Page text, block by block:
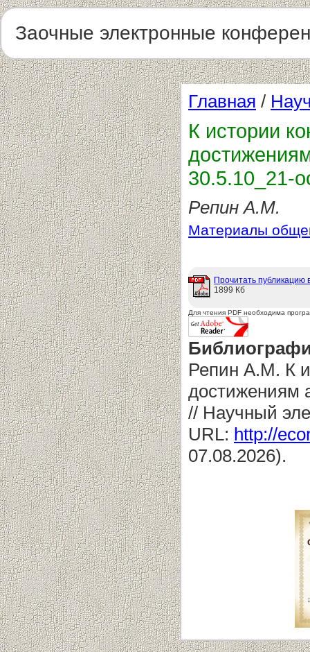
Заочные электронные
Главная /
К истории
30.5.10_21-
Репин А.М.
Материалы
Прочитать публикацию
1899 Кб
Для чтения PDF необходима
Репин А.М. К
достижениям
// Научный
URL: http://
07.08.2026).